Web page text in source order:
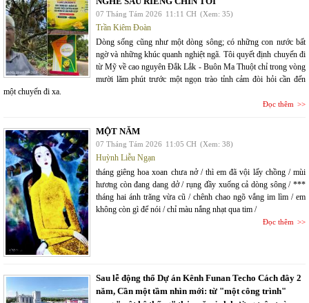
07 Tháng Tám 2026 11:11 CH (Xem: 35)
Trần Kiêm Đoàn
Dòng sống cũng như một dòng sông; có những con nước bất
ngờ và những khúc quanh nghiệt ngã. Tôi quyết định chuyến đi
từ Mỹ về cao nguyên Đắk Lắk - Buôn Ma Thuột chỉ trong vòng
mười lăm phút trước một ngọn trào tỉnh cảm đòi hỏi cần đến
một chuyến đi xa.
Đọc thêm
MỘT NĂM
07 Tháng Tám 2026 11:05 CH (Xem: 38)
Huỳnh Liễu Ngạn
tháng giêng hoa xoan chưa nở / thì em đã vội lấy chồng / mùi
hương còn đang dang dở / rụng đầy xuống cả dòng sông / ***
tháng hai ánh trăng vừa cũ / chênh chao ngõ vắng im lìm / em
không còn gì để nói / chỉ màu nắng nhạt qua tim /
Đọc thêm
Sau lễ động thổ Dự án Kênh Funan Techo Cách đây 2
năm, Cần một tầm nhìn mới: từ "một công trình"